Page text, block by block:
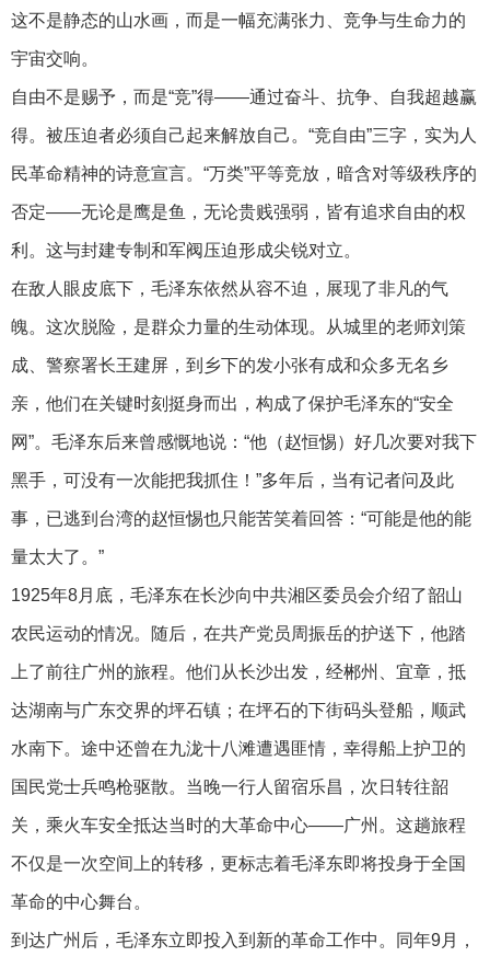
这不是静态的山水画，而是一幅充满张力、竞争与生命力的
宇宙交响。
自由不是赐予，而是“竞”得——通过奋斗、抗争、自我超越赢
得。被压迫者必须自己起来解放自己。“竞自由”三字，实为人
民革命精神的诗意宣言。“万类”平等竞放，暗含对等级秩序的
否定——无论是鹰是鱼，无论贵贱强弱，皆有追求自由的权
利。这与封建专制和军阀压迫形成尖锐对立。
在敌人眼皮底下，毛泽东依然从容不迫，展现了非凡的气
魄。这次脱险，是群众力量的生动体现。从城里的老师刘策
成、警察署长王建屏，到乡下的发小张有成和众多无名乡
亲，他们在关键时刻挺身而出，构成了保护毛泽东的“安全
网”。毛泽东后来曾感慨地说：“他（赵恒惕）好几次要对我下
黑手，可没有一次能把我抓住！”多年后，当有记者问及此
事，已逃到台湾的赵恒惕也只能苦笑着回答：“可能是他的能
量太大了。”
1925年8月底，毛泽东在长沙向中共湘区委员会介绍了韶山
农民运动的情况。随后，在共产党员周振岳的护送下，他踏
上了前往广州的旅程。他们从长沙出发，经郴州、宜章，抵
达湖南与广东交界的坪石镇；在坪石的下街码头登船，顺武
水南下。途中还曾在九泷十八滩遭遇匪情，幸得船上护卫的
国民党士兵鸣枪驱散。当晚一行人留宿乐昌，次日转往韶
关，乘火车安全抵达当时的大革命中心——广州。这趟旅程
不仅是一次空间上的转移，更标志着毛泽东即将投身于全国
革命的中心舞台。
到达广州后，毛泽东立即投入到新的革命工作中。同年9月，